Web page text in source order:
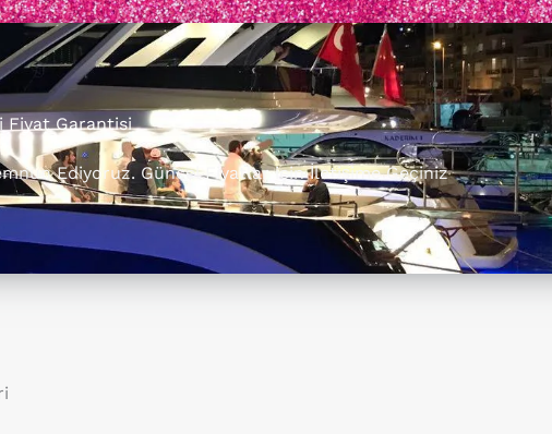
Fiyat Garantisi
Ediyoruz. Güncel Fiyatlar için İletişime Geçiniz